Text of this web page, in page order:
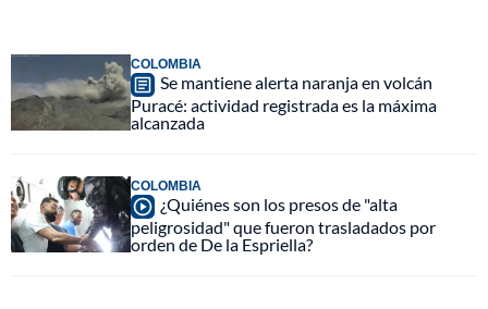
COLOMBIA
Se mantiene alerta naranja en volcán
Puracé: actividad registrada es la máxima
alcanzada
COLOMBIA
¿Quiénes son los presos de "alta
peligrosidad" que fueron trasladados por
orden de De la Espriella?